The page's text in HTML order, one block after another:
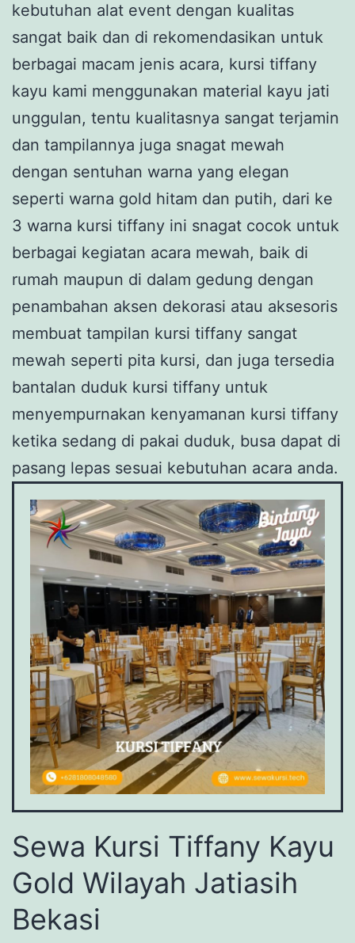
kebutuhan alat event dengan kualitas
sangat baik dan di rekomendasikan untuk
berbagai macam jenis acara, kursi tiffany
kayu kami menggunakan material kayu jati
unggulan, tentu kualitasnya sangat terjamin
dan tampilannya juga snagat mewah
dengan sentuhan warna yang elegan
seperti warna gold hitam dan putih, dari ke
3 warna kursi tiffany ini snagat cocok untuk
berbagai kegiatan acara mewah, baik di
rumah maupun di dalam gedung dengan
penambahan aksen dekorasi atau aksesoris
membuat tampilan kursi tiffany sangat
mewah seperti pita kursi, dan juga tersedia
bantalan duduk kursi tiffany untuk
menyempurnakan kenyamanan kursi tiffany
ketika sedang di pakai duduk, busa dapat di
pasang lepas sesuai kebutuhan acara anda.
Sewa Kursi Tiffany Kayu
Gold Wilayah Jatiasih
Bekasi